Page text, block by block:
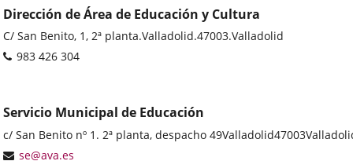
Dirección de Área de Educación y Cultura
Dirección
postal
C/ San Benito, 1, 2ª planta.Valladolid.47003.Valladolid
Teléfonos
983 426 304
Servicio Municipal de Educación
Dirección
postal
c/ San Benito nº 1. 2ª planta, despacho 49Valladolid47003
Dirección
se@ava.es